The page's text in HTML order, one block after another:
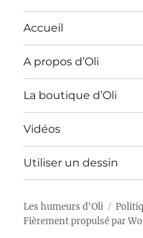
Accueil
A propos d’Oli
La boutique d’Oli
Vidéos
Utiliser un dessin
Les humeurs d'Oli
Fièrement propulsé par